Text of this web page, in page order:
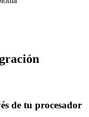
de tu procesador